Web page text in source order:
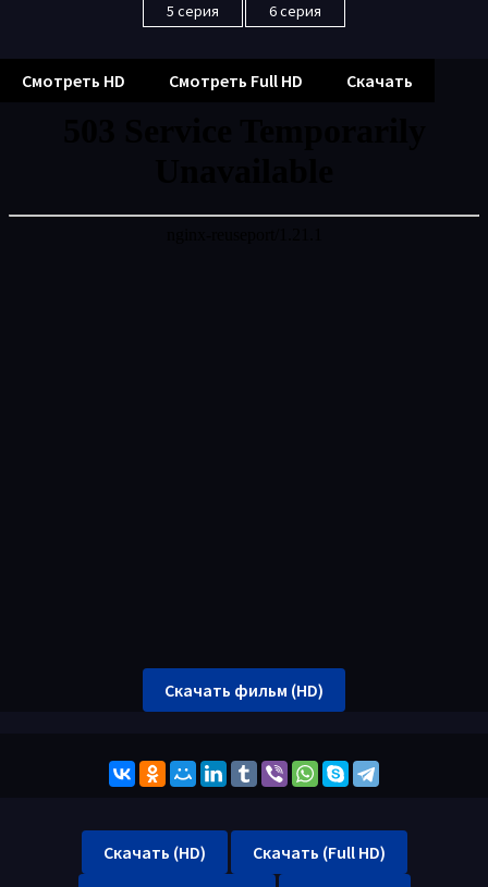
5 серия
6 серия
Смотреть HD Смотреть Full HD Скачать
Скачать фильм (HD)
Скачать (HD)
Скачать (Full HD)